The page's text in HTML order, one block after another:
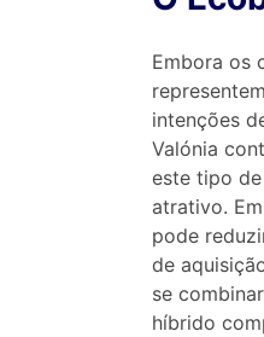
Embora os
intenções
Valónia
este tipo
atrativo.
pode
de
se
híbrido